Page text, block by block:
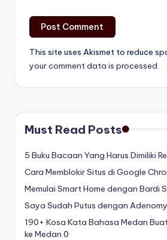
This site uses Akismet to reduce
your comment data is processed.
Must Read Posts
5 Buku Bacaan Yang Harus Dimiliki
Cara Memblokir Situs di Google
Memulai Smart Home dengan Bardi
Saya Sudah Putus dengan
190+ Kosa Kata Bahasa Medan
ke Medan 0